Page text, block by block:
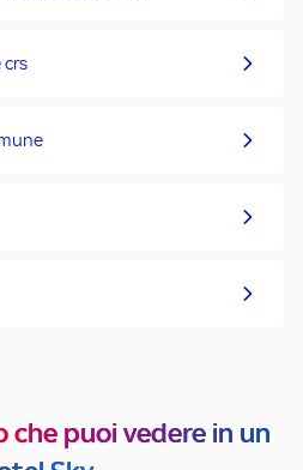
crs
puoi vedere in un